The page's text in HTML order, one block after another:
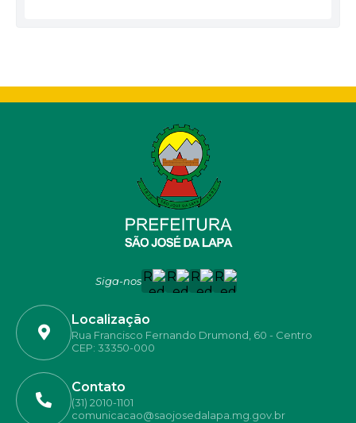
Siga-nos
Localização
Rua Francisco Fernando Drumond, 60 - Centro
CEP: 33350-000
Contato
(31) 2010-1101
comunicacao@saojosedalapa.mg.gov.br